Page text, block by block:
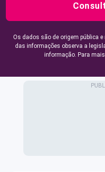
Os dados são de origem pública
das informações observa a
informação. Para